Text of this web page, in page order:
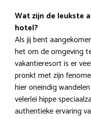
Wat zijn de leukste
hotel?
Als jij bent
het om de omgeving
vakantieresort is er
pronkt met zijn
hier oneindig
velerlei hippe
authentieke ervaring